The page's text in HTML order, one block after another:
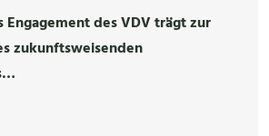
Engagement des VDV trägt zur
zukunftsweisenden